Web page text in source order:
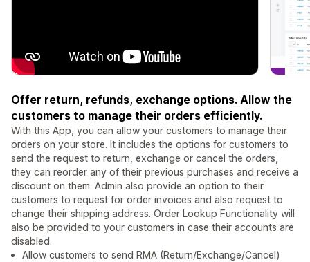
Offer return, refunds, exchange options. Allow the
customers to manage their orders efficiently.
With this App, you can allow your customers to manage their
orders on your store. It includes the options for customers to
send the request to return, exchange or cancel the orders,
they can reorder any of their previous purchases and receive a
discount on them. Admin also provide an option to their
customers to request for order invoices and also request to
change their shipping address. Order Lookup Functionality will
also be provided to your customers in case their accounts are
disabled.
Allow customers to send RMA (Return/Exchange/Cancel)